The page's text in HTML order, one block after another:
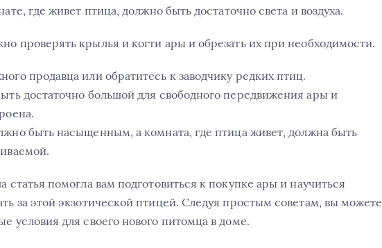
где живет птица, должно быть достаточно света и воздуха.
проверять крылья и когти ары и обрезать их при необходимости.
продавца или обратитесь к заводчику редких птиц.
достаточно большой для свободного передвижения ары и
быть насыщенным, а комната, где птица живет, должна быть
статья помогла вам подготовиться к покупке ары и научиться
за этой экзотической птицей. Следуя простым советам, вы можете
условия для своего нового питомца в доме.